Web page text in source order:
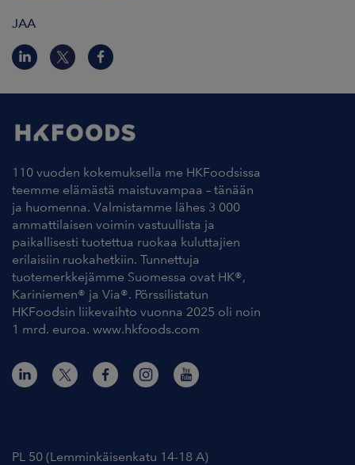
JAA
110 vuoden kokemuksella me HKFoodsissa
teemme elämästä maistuvampaa – tänään
ja huomenna. Valmistamme lähes 3 000
ammattilaisen voimin vastuullista ja
paikallisesti tuotettua ruokaa kuluttajien
erilaisiin ruokahetkiin. Tunnettuja
tuotemerkkejämme Suomessa ovat HK®,
Kariniemen® ja Via®. Pörssilistatun
HKFoodsin liikevaihto vuonna 2025 oli noin
1 mrd. euroa. www.hkfoods.com
PL 50 (Lemminkäisenkatu 14-18 A)